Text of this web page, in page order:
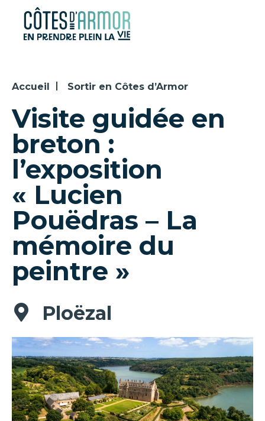
Panneau de gestion des cookies
Accueil Sortir en Côtes d’Armor
Visite guidée en
breton :
l’exposition
« Lucien
Pouëdras – La
mémoire du
peintre »
Ploëzal